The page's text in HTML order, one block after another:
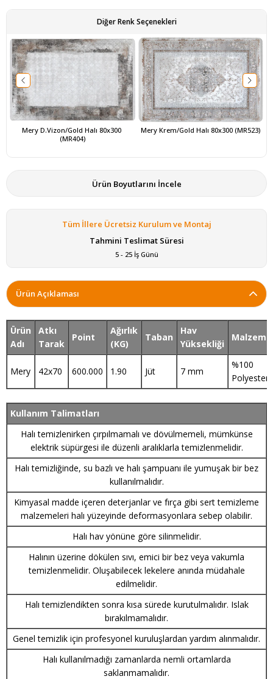
Diğer Renk Seçenekleri
Mery D.Vizon/Gold Halı 80x300
(MR404)
Mery Krem/Gold Halı 80x300 (MR523)
Ürün Boyutlarını İncele
Tüm İllere Ücretsiz Kurulum ve Montaj
Tahmini Teslimat Süresi
5 - 25 İş Günü
Ürün Açıklaması
Ürün
Adı
Atkı
Tarak
Point
Ağırlık
(KG)
Taban
Hav
Yüksekliği
Malzeme
Mery 42x70 600.000 1.90 Jüt 7 mm
%100
Polyester
Kullanım Talimatları
Halı temizlenirken çırpılmamalı ve dövülmemeli, mümkünse
elektrik süpürgesi ile düzenli aralıklarla temizlenmelidir.
Halı temizliğinde, su bazlı ve halı şampuanı ile yumuşak bir bez
kullanılmalıdır.
Kimyasal madde içeren deterjanlar ve fırça gibi sert temizleme
malzemeleri halı yüzeyinde deformasyonlara sebep olabilir.
Halı hav yönüne göre silinmelidir.
Halının üzerine dökülen sıvı, emici bir bez veya vakumla
temizlenmelidir. Oluşabilecek lekelere anında müdahale
edilmelidir.
Halı temizlendikten sonra kısa sürede kurutulmalıdır. Islak
bırakılmamalıdır.
Genel temizlik için profesyonel kuruluşlardan yardım alınmalıdır.
Halı kullanılmadığı zamanlarda nemli ortamlarda
saklanmamalıdır.